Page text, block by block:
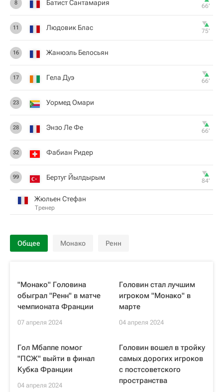
8 Батист Сантамария 66‎’‎
11 Людовик Блас 75‎’‎
16 Жанюэль Белосьян
17 Гела Дуэ 66‎’‎
23 Уормед Омари
28 Энзо Ле Фе 66‎’‎
32 Фабиан Ридер
99 Бертуг Йылдырым 84‎’‎
Жюльен Стефан
Тренер
Общее Монако Ренн
"Монако" Головина
обыграл "Ренн" в матче
чемпионата Франции
07 апреля 2024
Головин стал лучшим
игроком "Монако" в
марте
04 апреля 2024
Гол Мбаппе помог
"ПСЖ" выйти в финал
Кубка Франции
04 апреля 2024
Головин вошел в тройку
самых дорогих игроков
с постсоветского
пространства